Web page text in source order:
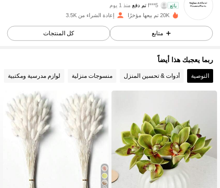
بائع
f***5 تم دفع
منذ 1 يوم
تمت متابعةمنذ 1 يوم
4.83 1.4K متابعون
4.83
4.83 1.4K متابعون
4.83 1.4K متابعون
20K تم بيعها مؤخرًا إعادة الشراء من 3.5K
متابع كل المنتجات
ربما يعجبك هذا أيضاً
التوصية أدوات & تحسين المنزل منسوجات منزلية لوازم مدرسية ومكتبية